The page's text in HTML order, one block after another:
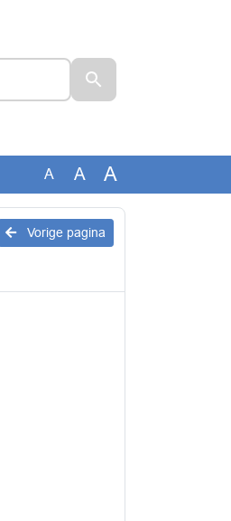
A A A
Vorige pagina